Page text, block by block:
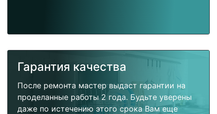
Гарантия качества
После ремонта мастер выдаст гарантии на
проделанные работы 2 года. Будьте уверены
даже по истечению этого срока Вам еще